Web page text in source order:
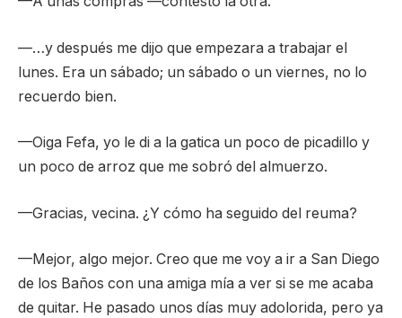
—…y después me dijo que empezara a trabajar el
lunes. Era un sábado; un sábado o un viernes, no lo
recuerdo bien.
—Oiga Fefa, yo le di a la gatica un poco de picadillo y
un poco de arroz que me sobró del almuerzo.
—Gracias, vecina. ¿Y cómo ha seguido del reuma?
—Mejor, algo mejor. Creo que me voy a ir a San Diego
de los Baños con una amiga mía a ver si se me acaba
de quitar. He pasado unos días muy adolorida, pero ya